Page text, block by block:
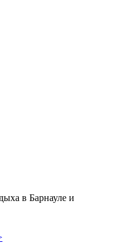
в Барнауле и